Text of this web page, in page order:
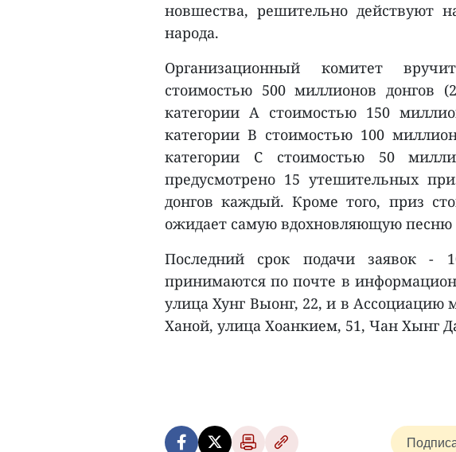
новшества, решительно действуют
народа.
Организационный комитет
стоимостью 500 миллионов донгов
категории А стоимостью 150
категории В стоимостью 100
категории С стоимостью 50
предусмотрено 15 утешительных
донгов каждый. Кроме того, приз
ожидает самую вдохновляющую песню
Последний срок подачи заявок -
принимаются по почте в
улица Хунг Выонг, 22, и в Ассоциацию
Ханой, улица Хоанкием, 51, Чан Хынг